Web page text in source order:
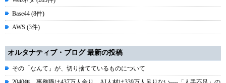
Base44 (8件)
AWS (3件)
オルタナティブ・ブログ 最新の投稿
その「なんて」が、切り捨てているものについて